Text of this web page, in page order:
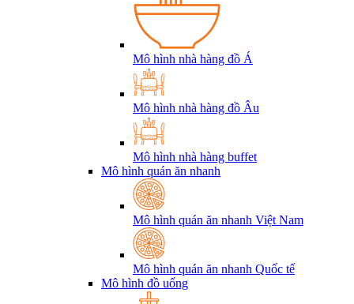
Mô hình nhà hàng đồ Á
Mô hình nhà hàng đồ Âu
Mô hình nhà hàng buffet
Mô hình quán ăn nhanh
Mô hình quán ăn nhanh Việt Nam
Mô hình quán ăn nhanh Quốc tế
Mô hình đồ uống